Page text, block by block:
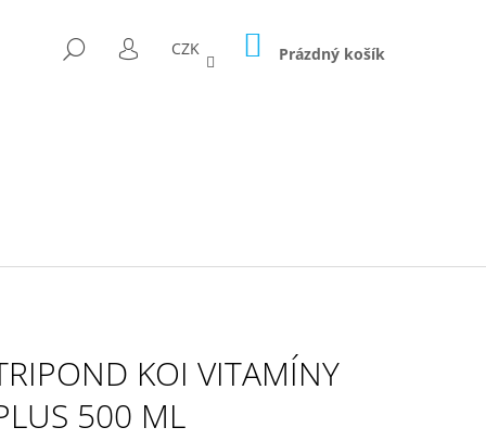
HLEDAT
PŘIHLÁŠENÍ
CZK NÁKUPNÍ
KOŠÍK
Prázdný košík
KOI VITAMÍNY
500 ML